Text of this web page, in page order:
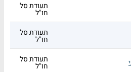
תעודת סל
חו"ל
תעודת סל
חו"ל
תעודת סל
חו"ל